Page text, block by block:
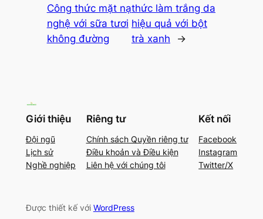
Công thức mặt nạ
nghệ với sữa tươi
không đường
thức làm trắng da
hiệu quả với bột
trà xanh
→
Giới thiệu
Đội ngũ
Lịch sử
Nghề nghiệp
Riêng tư
Chính sách Quyền riêng tư
Điều khoản và Điều kiện
Liên hệ với chúng tôi
Kết nối
Facebook
Instagram
Twitter/X
Được thiết kế với WordPress